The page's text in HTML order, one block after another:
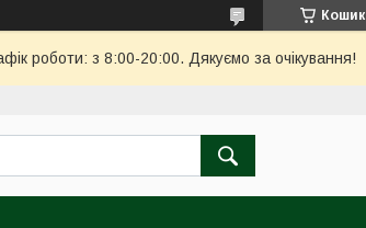
Кошик
роботи: з 8:00-20:00. Дякуємо за очікування!